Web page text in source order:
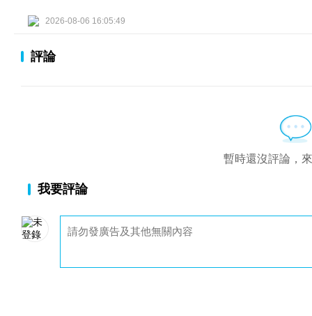
2026-08-06 16:05:49
評論
暫時還沒評論，
我要評論